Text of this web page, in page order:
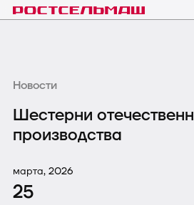
Новости
Шестерни
производства
марта, 2026
25